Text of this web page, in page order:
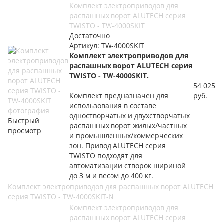
Быстрый
просмотр
Комплект электроприводов для
распашных ворот ALUTECH серия
TWISTO - TW-4000SKIT
Достаточно
Артикул: TW-4000SKIT
Комплект электроприводов для
распашных ворот ALUTECH серия
TWISTO - TW-4000SKIT.
Комплект предназначен для
использования в составе
одностворчатых и двухстворчатых
распашных ворот жилых/частных
и промышленных/коммерческих
зон. Привод ALUTECH серия
TWISTO подходят для
автоматизации створок шириной
до 3 м и весом до 400 кг.
54 025
руб.
Комплект электроприводов для распашных ворот ALUTECH
серия TWISTO - TW-4000SKIT-N
Комплект электроприводов для
распашных ворот ALUTECH серия